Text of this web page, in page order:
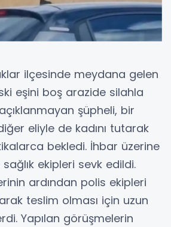
ilçesinde meydana gelen
eşini boş arazide silahla
şüpheli, bir
eliyle de kadını tutarak
bekledi. İhbar üzerine
ekipleri sevk edildi.
ardından polis ekipleri
teslim olması için uzun
Yapılan görüşmelerin